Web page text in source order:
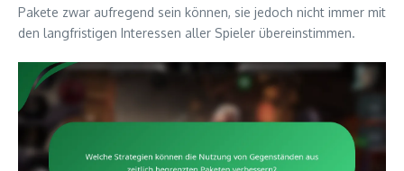
Pakete zwar aufregend sein können, sie jedoch nicht immer mit
den langfristigen Interessen aller Spieler übereinstimmen.